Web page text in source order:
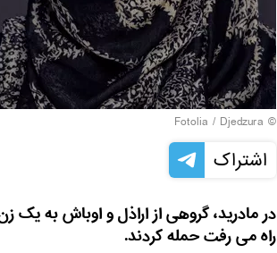
©
Fotolia / Djedzura
اشتراک
راه می رفت حمله کردند.